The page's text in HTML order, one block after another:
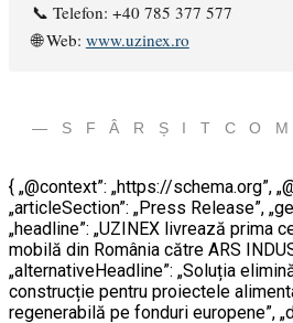
📞 Telefon: +40 785 377 577
🌐 Web: www.uzinex.ro
— S F Â R Ș I T C O
{ „@context”: „https://schema.org”,
„articleSection”: „Press Release”,
„headline”: „UZINEX livrează prima
mobilă din România către ARS
„alternativeHeadline”: „Soluția
construcție pentru proiectele
regenerabilă pe fonduri europene”,